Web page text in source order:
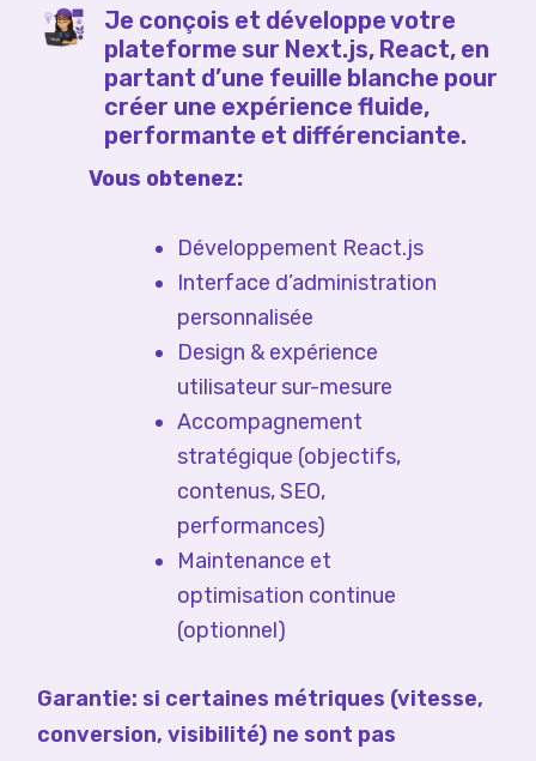
Je conçois et développe votre
plateforme sur Next.js, React, en
partant d’une feuille blanche pour
créer une expérience fluide,
performante et différenciante.
Vous obtenez:
Développement React.js
Interface d’administration
personnalisée
Design & expérience
utilisateur sur-mesure
Accompagnement
stratégique (objectifs,
contenus, SEO,
performances)
Maintenance et
optimisation continue
(optionnel)
Garantie: si certaines métriques (vitesse,
conversion, visibilité) ne sont pas